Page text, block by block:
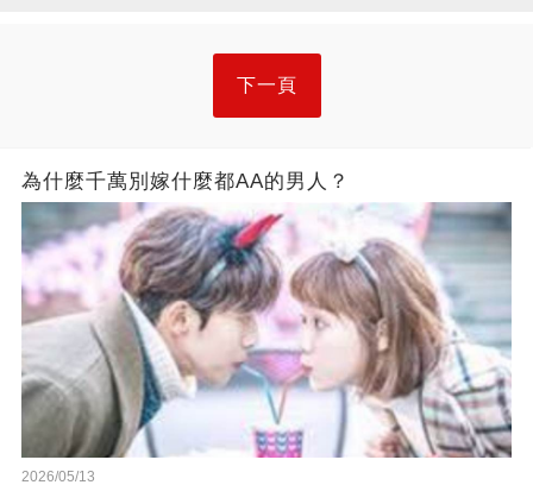
下一頁
為什麼千萬別嫁什麼都AA的男人？
2026/05/13